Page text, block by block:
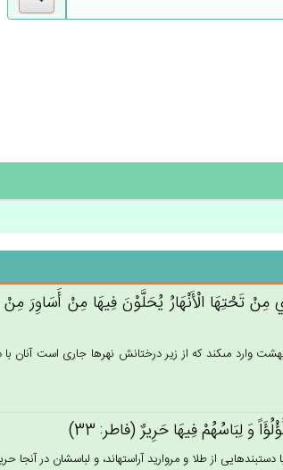
مِنْ‌ تَحْتِهَا الْأَنْهَارُ يُحَلَّوْن‌َ فِيهَا مِن‌ْ أَسَاوِرَ
وارد مى‏كند كه از زير درختانش نهرها جارى است آنان
لِبَاسُهُم‌ْ فِيهَا حَرِيرٌ (فاطر: 33)
از طلا و مرواريد آراسته‏اند، و لباسشان در آنجا